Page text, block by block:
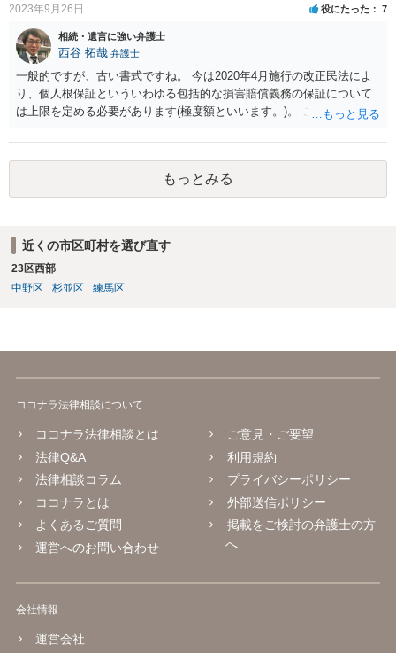
れば、当該弁護士との委任関係を修了した上で、貴方のほうで書面提
出することを検討なさった方がよいでしょう。
2023年9月26日 役にたった 7
相続・遺言に強い弁護士
西谷 拓哉 弁護士
一般的ですが、古い書式ですね。 今は2020年4月施行の改正民法によ
り、個人根保証といういわゆる包括的な損害賠償義務の保証について
は上限を定める必要があります(極度額といいます。)。 この書式にサ
り、会社側は請求できない可能性が高そうです。
もっとみる
近くの市区町村を選び直す
23区西部
中野区
杉並区 練馬区
ココナラ法律相談について
ココナラ法律相談とは
法律Q&A
法律相談コラム
ココナラとは
よくあるご質問
運営へのお問い合わせ
ご意見・ご要望
利用規約
プライバシーポリシー
外部送信ポリシー
掲載をご検討の弁護士の方
へ
会社情報
運営会社